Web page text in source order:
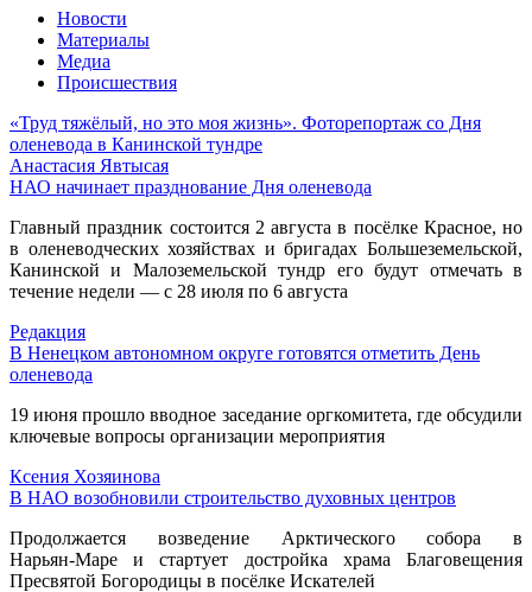
Новости
Материалы
Медиа
Происшествия
«Труд тяжёлый, но это моя жизнь». Фоторепортаж со Дня
оленевода в Канинской тундре
Анастасия Явтысая
НАО начинает празднование Дня оленевода
Главный праздник состоится 2 августа в посёлке Красное, но
в оленеводческих хозяйствах и бригадах Большеземельской,
Канинской и Малоземельской тундр его будут отмечать в
течение недели — с 28 июля по 6 августа
Редакция
В Ненецком автономном округе готовятся отметить День
оленевода
19 июня прошло вводное заседание оргкомитета, где обсудили
ключевые вопросы организации мероприятия
Ксения Хозяинова
В НАО возобновили строительство духовных центров
Продолжается возведение Арктического собора в
Нарьян‑Маре и стартует достройка храма Благовещения
Пресвятой Богородицы в посёлке Искателей